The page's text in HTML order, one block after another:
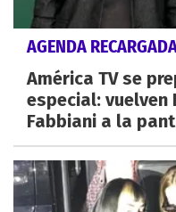
AGENDA
América TV se
especial: vuelven
Fabbiani a la